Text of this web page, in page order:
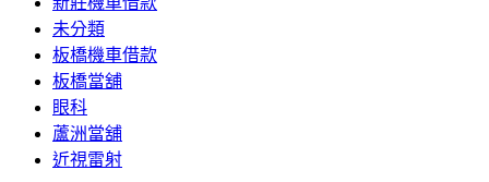
未分類
板橋機車借款
板橋當舖
眼科
蘆洲當舖
近視雷射